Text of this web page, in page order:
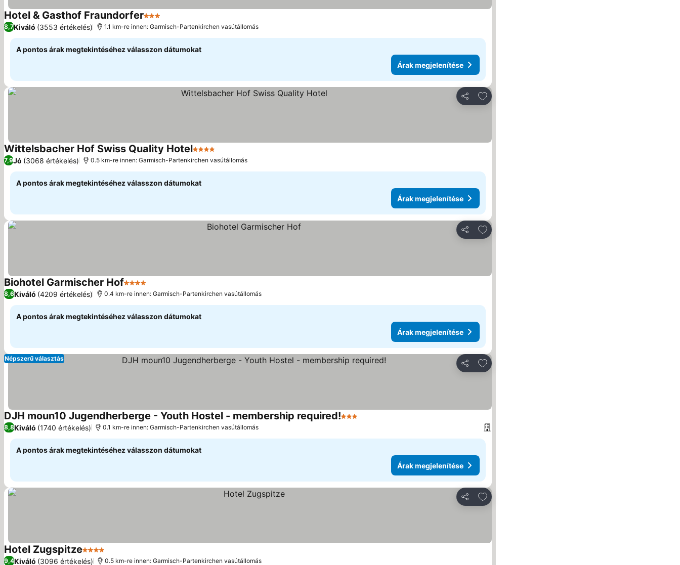
Hotel & Gasthof Fraundorfer3 Kategória
8,7Kiváló (3553 értékelés) 1.1 km-re innen: Garmisch-Partenkirchen vasútállomás
A pontos árak megtekintéséhez válasszon dátumokat
Árak megjelenítése
Megosztás
Hozzáadás a kedvencekhez
Wittelsbacher Hof Swiss Quality Hotel4 Kategória
7,9Jó (3068 értékelés) 0.5 km-re innen: Garmisch-Partenkirchen vasútállomás
A pontos árak megtekintéséhez válasszon dátumokat
Árak megjelenítése
Megosztás
Hozzáadás a kedvencekhez
Biohotel Garmischer Hof4 Kategória
8,6Kiváló (4209 értékelés) 0.4 km-re innen: Garmisch-Partenkirchen vasútállomás
A pontos árak megtekintéséhez válasszon dátumokat
Árak megjelenítése
Megosztás
Hozzáadás a kedvencekhez
Népszerű választás
DJH moun10 Jugendherberge - Youth Hostel - membership required!3 Kategória
8,8Kiváló (1740 értékelés) 0.1 km-re innen: Garmisch-Partenkirchen vasútállomás
A pontos árak megtekintéséhez válasszon dátumokat
Árak megjelenítése
Megosztás
Hozzáadás a kedvencekhez
Hotel Zugspitze4 Kategória
9,4Kiváló (3096 értékelés) 0.5 km-re innen: Garmisch-Partenkirchen vasútállomás